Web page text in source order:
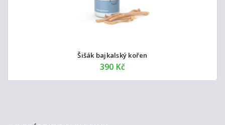
Šišák bajkalský kořen
390 Kč